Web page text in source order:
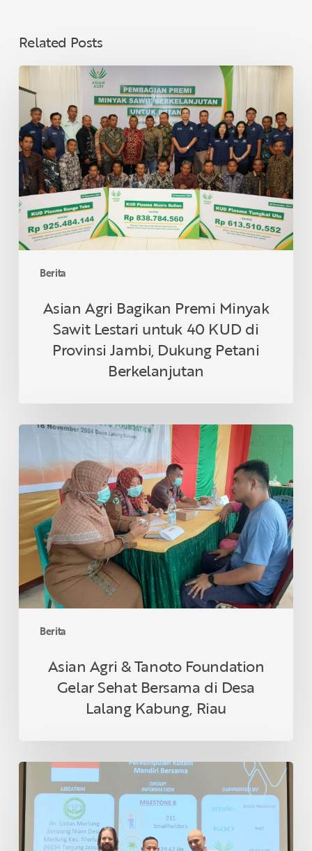
Related Posts
Berita
Asian
Agri
Bagikan
Premi
Minyak
Sawit
Lestari
untuk
40
KUD
di
Dukung
Petani
Berkelanjutan
Asian Agri Bagikan Premi Minyak
Sawit Lestari untuk 40 KUD di
Provinsi Jambi, Dukung Petani
Berkelanjutan
Berita
Asian
&
Tanoto
Foundation
Gelar
Sehat
Bersama
Desa
Lalang
Kabung,
Asian Agri & Tanoto Foundation
Gelar Sehat Bersama di Desa
Lalang Kabung, Riau
Petani
Swadaya
Indonesia
Raih
Sertifikasi